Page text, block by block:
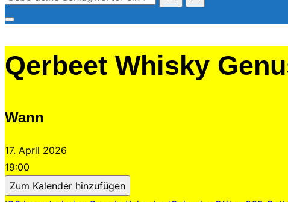
Seitenleiste
&
Navigation
umschalten
Qerbeet Whisky
Wann
17. April 2026
19:00
Zum Kalender hinzufügen